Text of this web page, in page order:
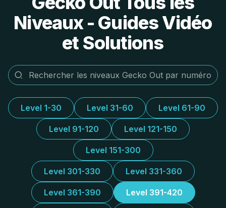
Niveaux - Guides Vidéo
et Solutions
Level 1-30 Level 31-60 Level 61-90
Level 91-120 Level 121-150
Level 151-300
Level 301-330 Level 331-360
Level 361-390 Level 391-420